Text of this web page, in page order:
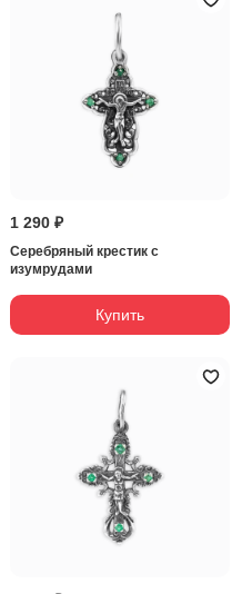
1 290 ₽
Серебряный крестик с
изумрудами
Купить